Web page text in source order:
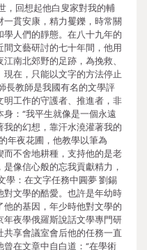
，回想起他白叟家對我的輔
貫安康，精力矍鑠，時常關
人們的靜態。在八十九年的
文藝研討的七十年間，他用
南北郊野的足跡，為挽救、
在，只能以文字的方法停止
長教師是我國有名的文學評
工作的守護者、推進者，非
：“我平生就像是一個永遠
的幻想，靠汗水澆灌著我的
年夜花圃，他教學以筆為
不舍地耕種，支持他的是老
像信心般的忘我貢獻精力，
學：在文字任務中圓夢 劉錫
文學的酷愛。也許是年幼時
的基因，年少時他對文學的
夜學俄羅斯說話文學專門研
享會議室會后他的任務一直
在文章中自白道：“在學術